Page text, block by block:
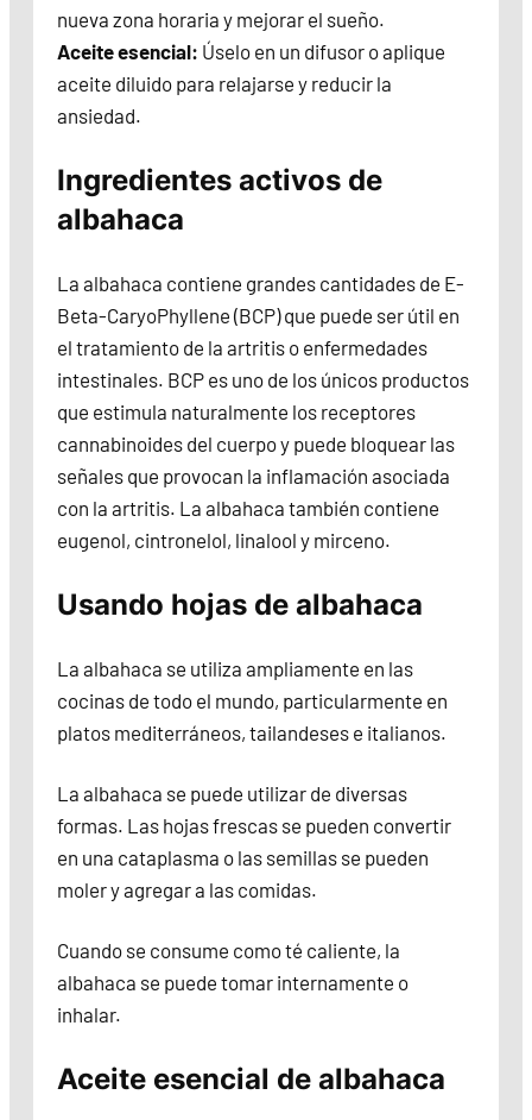
nueva zona horaria y mejorar el sueño.
Aceite esencial: Úselo en un difusor o aplique
aceite diluido para relajarse y reducir la
ansiedad.
Ingredientes activos de
albahaca
La albahaca contiene grandes cantidades de E-
Beta-CaryoPhyllene (BCP) que puede ser útil en
el tratamiento de la artritis o enfermedades
intestinales. BCP es uno de los únicos productos
que estimula naturalmente los receptores
cannabinoides del cuerpo y puede bloquear las
señales que provocan la inflamación asociada
con la artritis. La albahaca también contiene
eugenol, cintronelol, linalool y mirceno.
Usando hojas de albahaca
La albahaca se utiliza ampliamente en las
cocinas de todo el mundo, particularmente en
platos mediterráneos, tailandeses e italianos.
La albahaca se puede utilizar de diversas
formas. Las hojas frescas se pueden convertir
en una cataplasma o las semillas se pueden
moler y agregar a las comidas.
Cuando se consume como té caliente, la
albahaca se puede tomar internamente o
inhalar.
Aceite esencial de albahaca